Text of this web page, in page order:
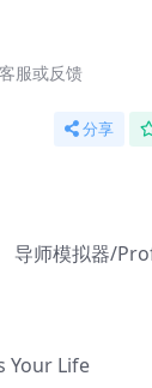
服或反馈
分享
导师模拟器/
Your Life